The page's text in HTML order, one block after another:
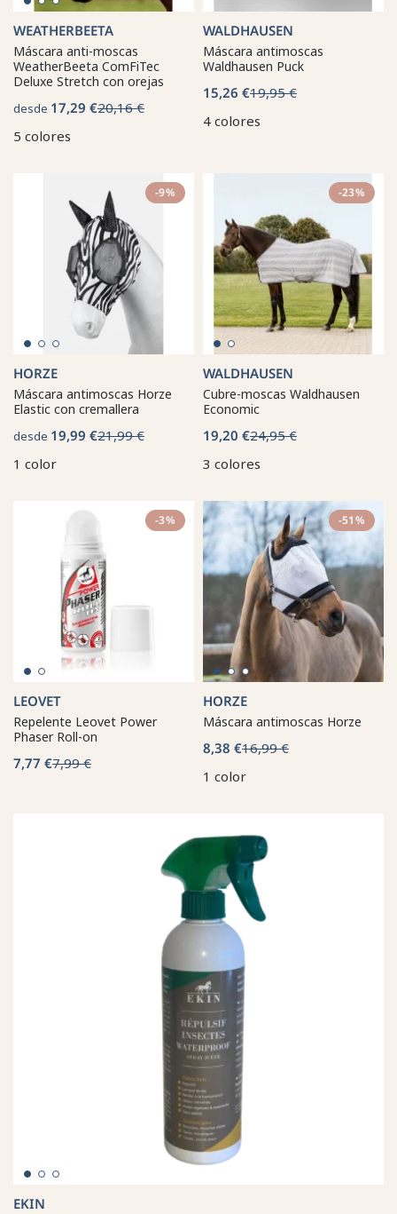
WEATHERBEETA
Máscara anti-moscas
WeatherBeeta ComFiTec
Deluxe Stretch con orejas
desde 17,29 €20,16 €
5 colores
WALDHAUSEN
Máscara antimoscas
Waldhausen Puck
15,26 €19,95 €
4 colores
-9%
HORZE
Máscara antimoscas Horze
Elastic con cremallera
desde 19,99 €21,99 €
1 color
-23%
WALDHAUSEN
Cubre-moscas Waldhausen
Economic
19,20 €24,95 €
3 colores
-3%
LEOVET
Repelente Leovet Power
Phaser Roll-on
7,77 €7,99 €
-51%
HORZE
Máscara antimoscas Horze
8,38 €16,99 €
1 color
EKIN